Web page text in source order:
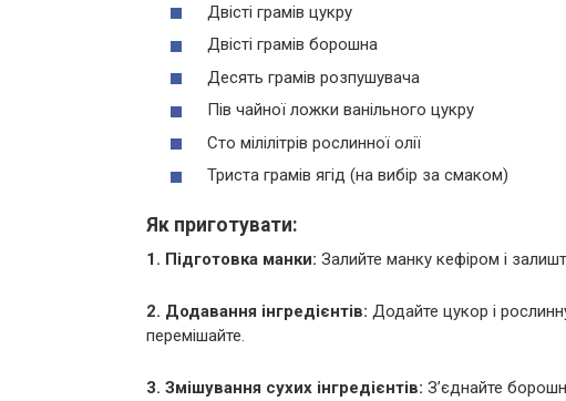
Двісті грамів цукру
Двісті грамів борошна
Десять грамів розпушувача
Пів чайної ложки ванільного цукру
Сто мілілітрів рослинної олії
Триста грамів ягід (на вибір за смаком)
Як приготувати:
1. Підготовка манки: Залийте манку кефіром і
2. Додавання інгредієнтів: Додайте цукор і
перемішайте.
3. Змішування сухих інгредієнтів: З’єднайте